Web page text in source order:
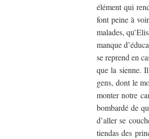
élément qui
font peine à
malades,
manque
se reprend en
que la sienne.
gens, dont le
monter notre
bombardé de
d’aller se
tiendas des